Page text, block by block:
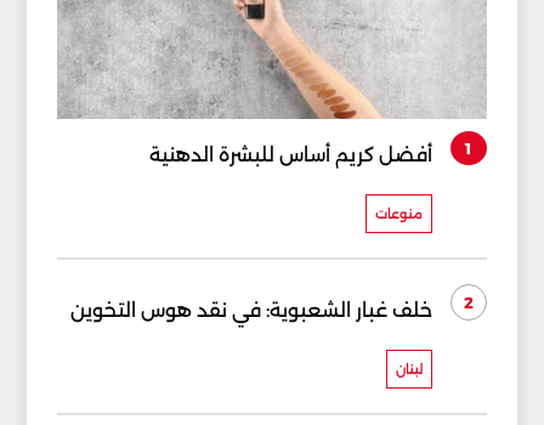
1 أفضل كريم أساس للبشرة الدهنية
منوعات
2 خلف غبار الشعبوية: في نقد هوس التخوين
لبنان